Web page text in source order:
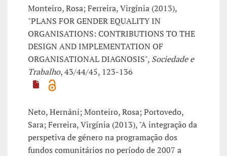
Monteiro, Rosa; Ferreira, Virgínia (2013),
"PLANS FOR GENDER EQUALITY IN
ORGANISATIONS: CONTRIBUTIONS TO THE
DESIGN AND IMPLEMENTATION OF
ORGANISATIONAL DIAGNOSIS", Sociedade e
Trabalho, 43/44/45, 123-136
Neto, Hernâni; Monteiro, Rosa; Portovedo,
Sara; Ferreira, Virgínia (2013), "A integração da
perspetiva de género na programação dos
fundos comunitários no período de 2007 a